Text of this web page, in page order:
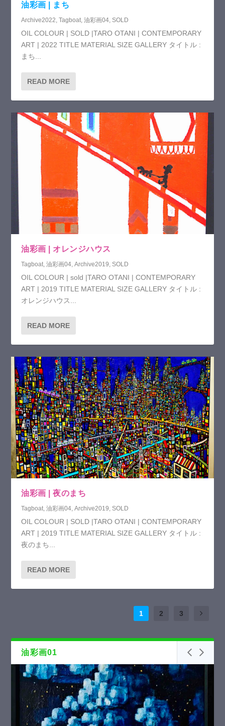
油彩画 | まち
Archive2022,Tagboat,油彩画04,SOLD
OIL COLOUR | SOLD |TARO OTANI | CONTEMPORARY
ART | 2022 TITLE MATERIAL SIZE GALLERY タイトル :
まち...
READ MORE
油彩画 | オレンジハウス
Tagboat,油彩画04,Archive2019,SOLD
OIL COLOUR | sold |TARO OTANI | CONTEMPORARY
ART | 2019 TITLE MATERIAL SIZE GALLERY タイトル :
オレンジハウス...
READ MORE
油彩画 | 夜のまち
Tagboat,油彩画04,Archive2019,SOLD
OIL COLOUR | SOLD |TARO OTANI | CONTEMPORARY
ART | 2019 TITLE MATERIAL SIZE GALLERY タイトル :
夜のまち...
READ MORE
1 2 3
油彩画01